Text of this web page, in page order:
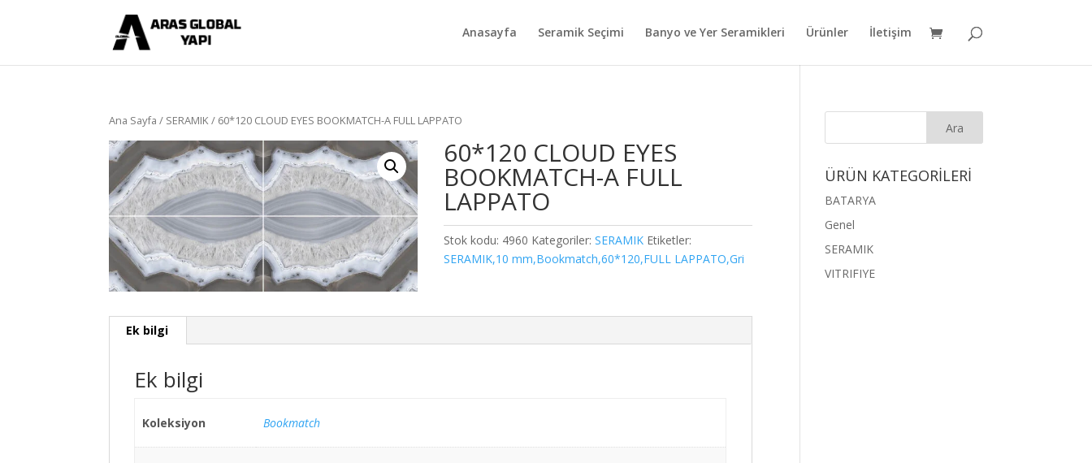
Anasayfa Seramik Seçimi Banyo ve Yer Seramikleri Ürünler İletişim
Ana Sayfa / SERAMIK/ 60*120 CLOUD EYES BOOKMATCH-A FULL LAPPATO
60*120 CLOUD EYES
BOOKMATCH-A FULL
LAPPATO
Stok kodu: 4960 Kategoriler:SERAMIK Etiketler:
SERAMIK,10 mm,Bookmatch,60*120,FULL LAPPATO,Gri
Ek bilgi
Ek bilgi
Koleksiyon Bookmatch
ÜRÜN KATEGORİLERİ
BATARYA
Genel
SERAMIK
VITRIFIYE